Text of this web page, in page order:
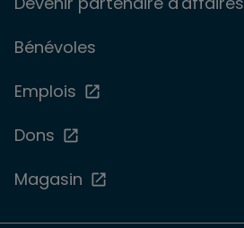
Bénévoles
Emplois
Dons
Magasin